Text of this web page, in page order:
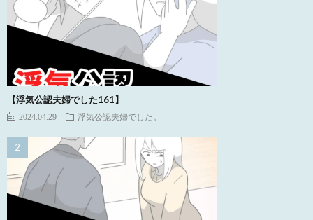
【浮気公認夫婦でした161】
2024.04.29 浮気公認夫婦でした。